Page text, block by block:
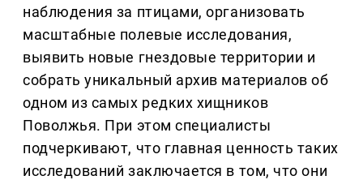
наблюдения за птицами, организовать
масштабные полевые исследования,
выявить новые гнездовые территории и
собрать уникальный архив материалов об
одном из самых редких хищников
Поволжья. При этом специалисты
подчеркивают, что главная ценность таких
исследований заключается в том, что они